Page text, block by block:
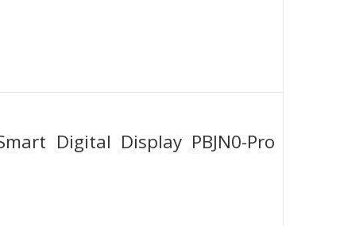
Digital Display PBJN0-Pro